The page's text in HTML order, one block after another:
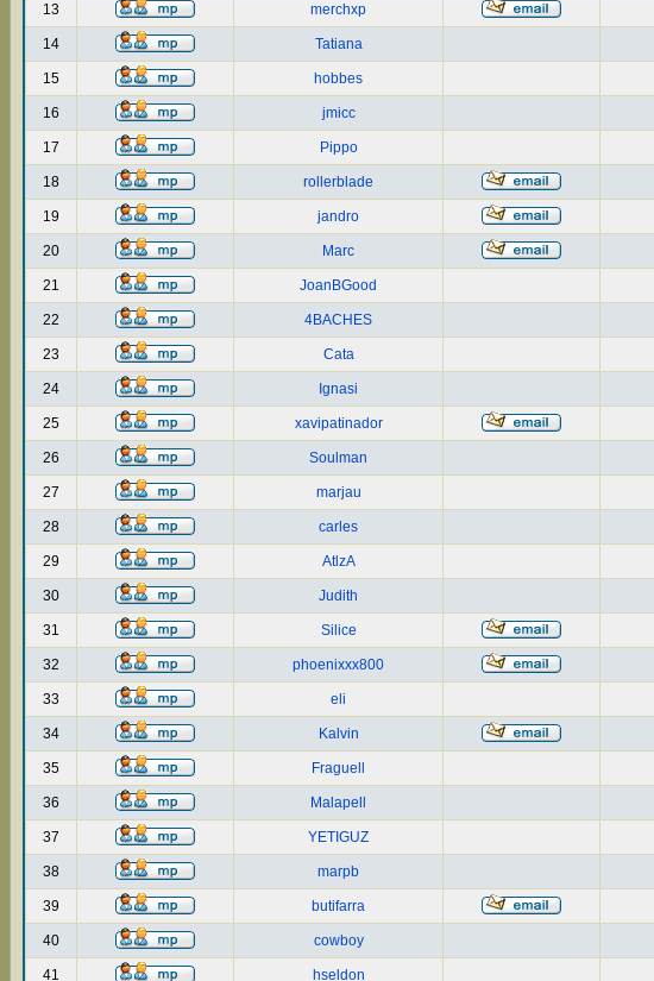
13 merchxp
14 Tatiana
15 hobbes
16 jmicc
17 Pippo
18 rollerblade
19 jandro
20 Marc
21 JoanBGood
22 4BACHES
23 Cata
24 Ignasi
25 xavipatinador
26 Soulman
27 marjau
28 carles
29 AtlzA
30 Judith
31 Silice
32 phoenixxx800
33 eli
34 Kalvin
35 Fraguell
36 Malapell
37 YETIGUZ
38 marpb
39 butifarra
40 cowboy
41 hseldon